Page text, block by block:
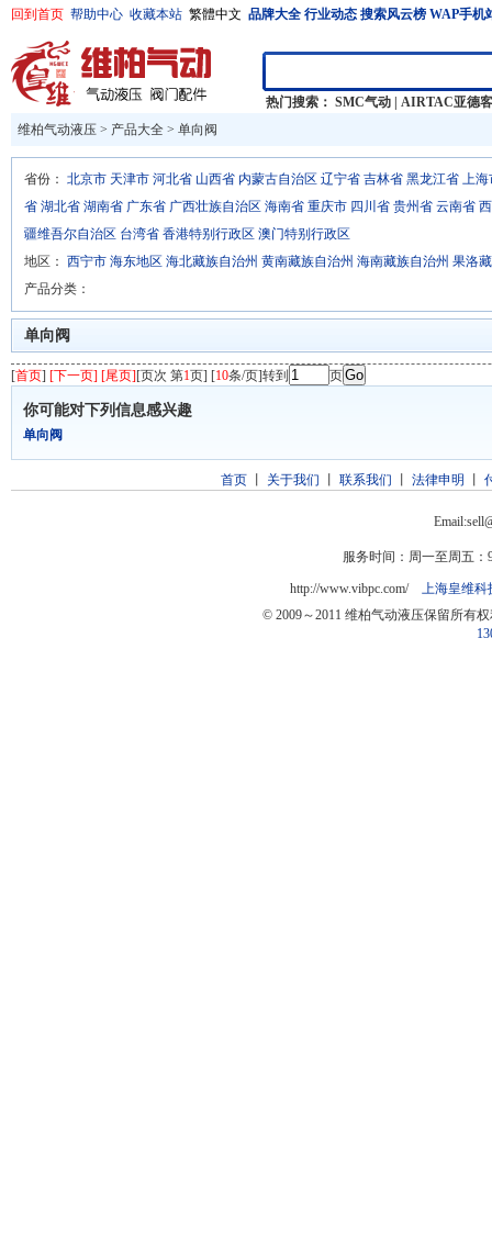
回到首页 帮助中心 收藏本站 繁體中文 品牌大全 行业动态 搜索风云榜 WAP手机
热门搜索： SMC气动
AIRTAC亚德客
维柏气动液压 > 产品大全 > 单向阀
省份： 北京市 天津市 河北省 山西省 内蒙古自治区 辽宁省 吉林省 黑龙江省 上海
省 湖北省 湖南省 广东省 广西壮族自治区 海南省 重庆市 四川省 贵州省 云南省
疆维吾尔自治区 台湾省 香港特别行政区 澳门特别行政区
地区： 西宁市 海东地区 海北藏族自治州 黄南藏族自治州 海南藏族自治州 果洛
产品分类：
单向阀
[首页] [下一页] [尾页][页次 第1页] [10条/页]转到 页
你可能对下列信息感兴趣
单向阀
首页丨 关于我们 联系我们 法律申明
服务时间：周一至周五：
http://www.vibpc.com/ 上海皇维科
© 2009～2011 维柏气动液压保留所有